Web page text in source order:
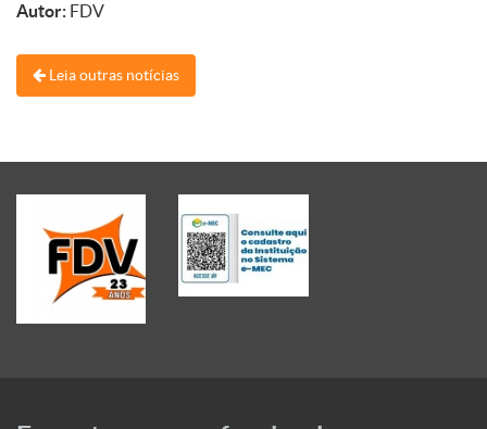
Autor: FDV
Leia outras notícias